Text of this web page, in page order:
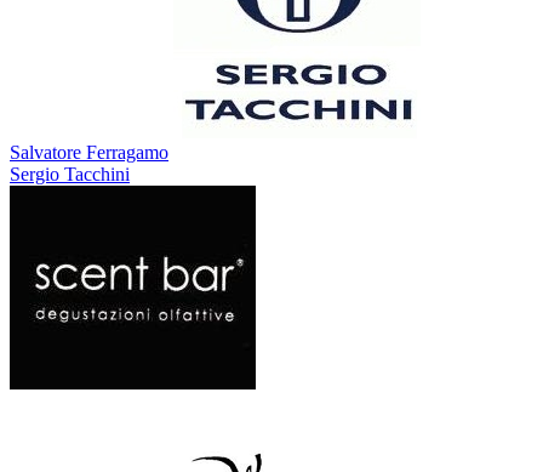
Salvatore Ferragamo
Sergio Tacchini